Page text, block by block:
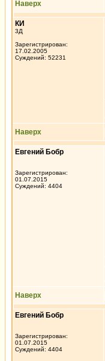
Наверх
КИ
3Д
Зарегистрирован:
17.02.2005
Суждений: 52231
Наверх
Евгений Бобр
Зарегистрирован:
01.07.2015
Суждений: 4404
Наверх
Евгений Бобр
Зарегистрирован:
01.07.2015
Суждений: 4404